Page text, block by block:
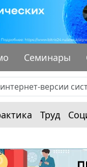
Семинары
Труд